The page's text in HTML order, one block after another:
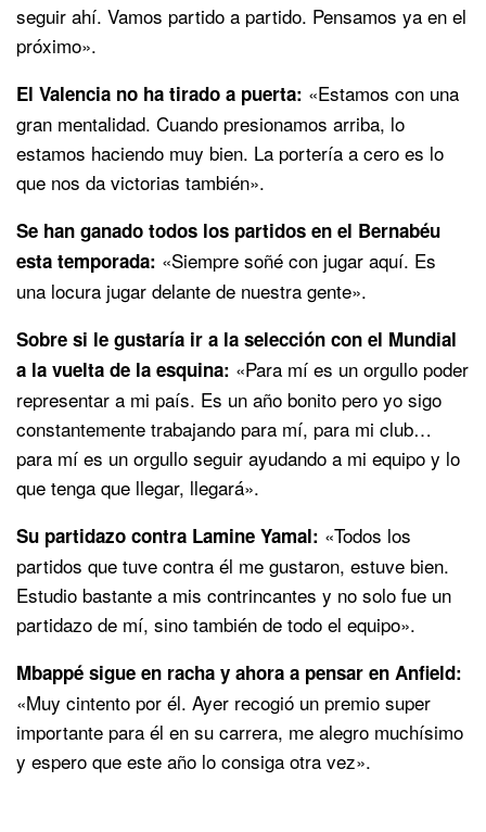
seguir ahí. Vamos partido a partido. Pensamos ya en el
próximo».
El Valencia no ha tirado a puerta: «Estamos con una
gran mentalidad. Cuando presionamos arriba, lo
estamos haciendo muy bien. La portería a cero es lo
que nos da victorias también».
Se han ganado todos los partidos en el Bernabéu
esta temporada: «Siempre soñé con jugar aquí. Es
una locura jugar delante de nuestra gente».
Sobre si le gustaría ir a la selección con el Mundial
a la vuelta de la esquina: «Para mí es un orgullo poder
representar a mi país. Es un año bonito pero yo sigo
constantemente trabajando para mí, para mi club…
para mí es un orgullo seguir ayudando a mi equipo y lo
que tenga que llegar, llegará».
Su partidazo contra Lamine Yamal: «Todos los
partidos que tuve contra él me gustaron, estuve bien.
Estudio bastante a mis contrincantes y no solo fue un
partidazo de mí, sino también de todo el equipo».
Mbappé sigue en racha y ahora a pensar en Anfield:
«Muy cintento por él. Ayer recogió un premio super
importante para él en su carrera, me alegro muchísimo
y espero que este año lo consiga otra vez».